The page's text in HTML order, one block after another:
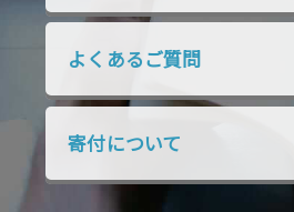
2018年7月 2018年6月
2018年4月 2018年3月
2018年1月 2017年12月
2017年10月 2017年9月
よくあるご質問
寄付について